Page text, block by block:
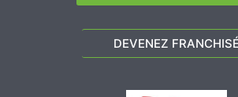
DEVENEZ FRANCHISÉ